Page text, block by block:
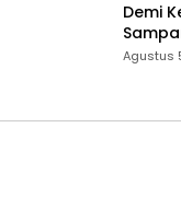
Demi
ke
Agustus